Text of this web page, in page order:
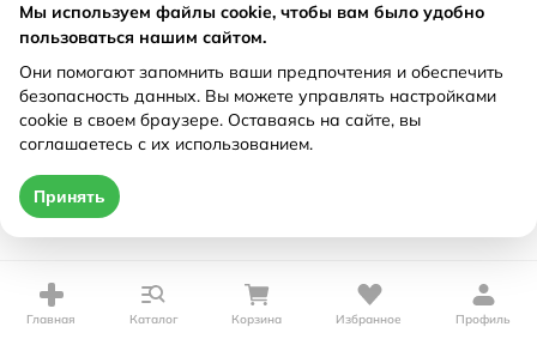
Главная Каталог Корзина Избранное Профиль
Мы используем файлы cookie, чтобы вам было удобно
пользоваться нашим сайтом.
Они помогают запомнить ваши предпочтения и обеспечить
безопасность данных. Вы можете управлять настройками
cookie в своем браузере. Оставаясь на сайте, вы
соглашаетесь с их использованием.
Принять